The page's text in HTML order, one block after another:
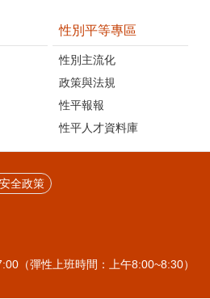
性別平等專區
性別主流化
政策與法規
性平報報
性平人才資料庫
全政策
（彈性上班時間：上午8:00~8:30）